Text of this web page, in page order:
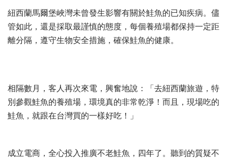
紐西蘭馬爾堡峽灣未曾發生影響有關於鮭魚的已知疾病。儘
管如此，還是採取最謹慎的態度，每個養殖場都保持一定距
離分隔，遵守生物安全措施，確保鮭魚的健康。
相隔數月，客人再次來電，興奮地說：「去紐西蘭旅遊，特
別參觀鮭魚的養殖場，環境真的非常乾淨！而且，現場吃的
鮭魚，就跟在台灣買的一樣好吃！」
成立電商，全心投入推廣不老鮭魚，四年了。聽到的質疑不